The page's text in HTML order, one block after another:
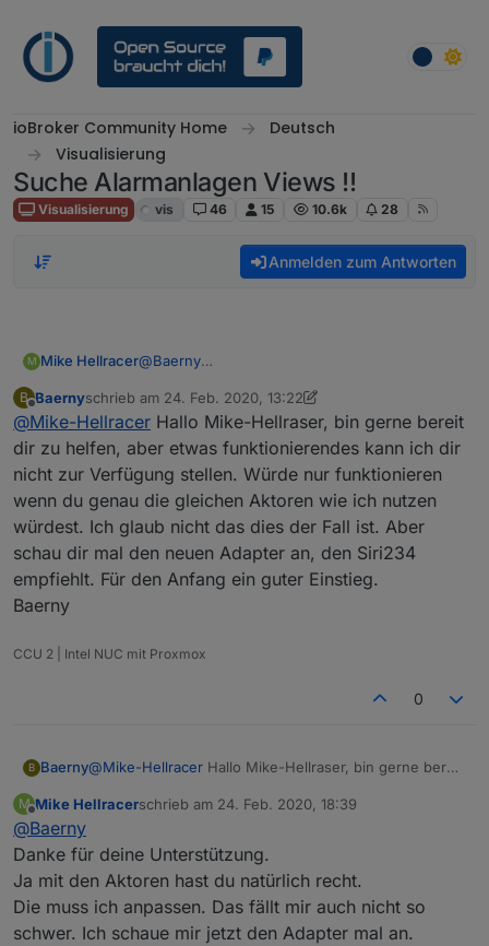
ioBroker Community Home
Deutsch
Visualisierung
Suche Alarmanlagen Views !!
Visualisierung vis 46 15 10.6k 28
Anmelden zum Antworten
M Mike Hellracer@Baerny
und wäre für ein wenig Hilfe sehr dankbar.
Wenn es nicht zuviel verlangt ist brauche ich
ein komplett funktionierendes Beispiel inklusive
Views, Icons und Skripten.
Bei mir geht leider zur Zeit gar nichts.
Grüße Micha
B
Offline
Baernyschrieb am 24. Feb. 2020, 13:22
zuletzt editiert von Baerny
@Mike-Hellracer Hallo Mike-Hellraser, bin gerne bereit
dir zu helfen, aber etwas funktionierendes kann ich dir
nicht zur Verfügung stellen. Würde nur funktionieren
wenn du genau die gleichen Aktoren wie ich nutzen
würdest. Ich glaub nicht das dies der Fall ist. Aber
schau dir mal den neuen Adapter an, den Siri234
empfiehlt. Für den Anfang ein guter Einstieg.
Baerny
CCU 2 | Intel NUC mit Proxmox
0
B Baerny@Mike-Hellracer Hallo Mike-Hellraser, bin gerne bereit
nicht zur Verfügung stellen. Würde nur funktionieren
würdest. Ich glaub nicht das dies der Fall ist. Aber
schau dir mal den neuen Adapter an, den Siri234
empfiehlt. Für den Anfang ein guter Einstieg.
Baerny
M
Offline
Mike Hellracerschrieb am 24. Feb. 2020, 18:39
zuletzt editiert von
@Baerny
Danke für deine Unterstützung.
Ja mit den Aktoren hast du natürlich recht.
Die muss ich anpassen. Das fällt mir auch nicht so
schwer. Ich schaue mir jetzt den Adapter mal an.